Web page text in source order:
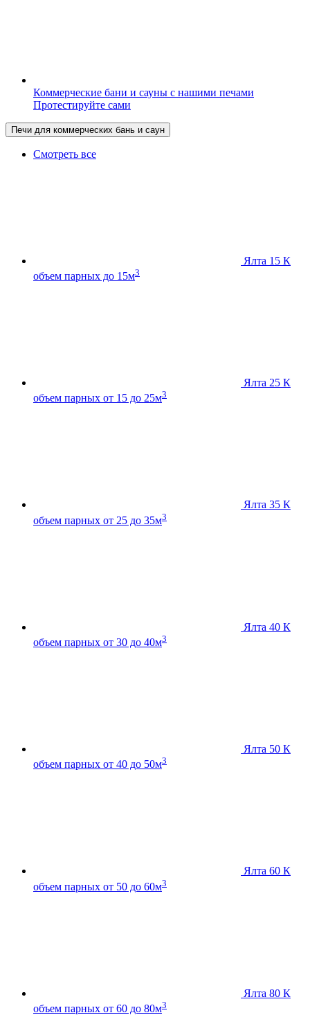
Коммерческие бани и сауны с нашими печами
Протестируйте сами
Печи для коммерческих бань и саун
Смотреть все
Ялта 15 К
объем парных до 15м3
Ялта 25 К
объем парных от 15 до 25м3
Ялта 35 К
объем парных от 25 до 35м3
Ялта 40 К
объем парных от 30 до 40м3
Ялта 50 К
объем парных от 40 до 50м3
Ялта 60 К
объем парных от 50 до 60м3
Ялта 80 К
объем парных от 60 до 80м3